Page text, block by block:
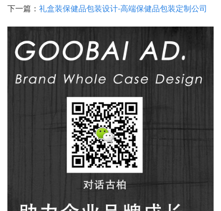
下一篇： 礼盒装保健品包装设计-高端保健品包装定制公司